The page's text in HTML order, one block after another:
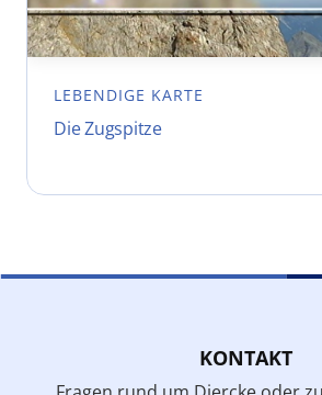
LEBENDIGE KARTE
Die Zugspitze
KONTAKT